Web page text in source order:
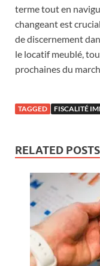
terme tout en
changeant est
de discernement
le locatif meublé,
prochaines du
TAGGED FISCALITÉ
RELATED POSTS